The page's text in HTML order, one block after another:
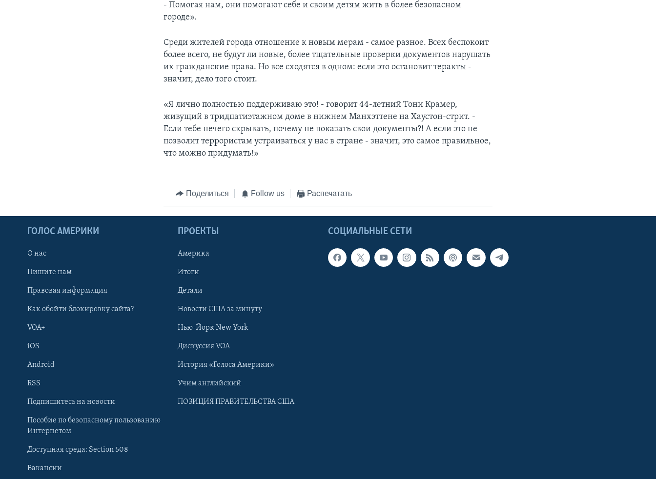
Learning English
- Помогая нам, они помогают себе и своим детям жить в более безопасном
городе».
Среди жителей города отношение к новым мерам - самое разное. Всех беспокоит
более всего, не будут ли новые, более тщательные проверки документов нарушать
их гражданские права. Но все сходятся в одном: если это остановит теракты -
значит, дело того стоит.
«Я лично полностью поддерживаю это! - говорит 44-летний Тони Крамер,
живущий в тридцатиэтажном доме в нижнем Манхэттене на Хаустон-стрит. -
Если тебе нечего скрывать, почему не показать свои документы?! А если это не
позволит террористам устраиваться у нас в стране - значит, это самое правильное,
что можно придумать!»
Поделиться Follow us Распечатать
СОЦИАЛЬНЫЕ СЕТИ
ГОЛОС АМЕРИКИ
О нас
Пишите нам
Правовая информация
Как обойти блокировку сайта?
VOA+
iOS
Android
RSS
Подпишитесь на новости
Пособие по безопасному пользованию
Интернетом
Доступная среда: Section 508
Вакансии
ПРОЕКТЫ
Америка
Итоги
Детали
Новости США за минуту
Нью-Йорк New York
Дискуссия VOA
История «Голоса Америки»
Учим английский
ПОЗИЦИЯ ПРАВИТЕЛЬСТВА США